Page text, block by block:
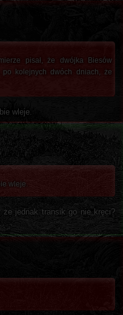
pisał, że dwójka Biesów
kolejnych dwóch dniach, że
wleje.
wleje.
że jednak transik go nie kręci?